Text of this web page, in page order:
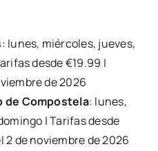
: lunes, miér­co­les, jue­ves,
des­de €19.99 |
de 2026
de Com­pos­te­la: lunes,
| Tari­fas des­de
2 de noviem­bre de 2026